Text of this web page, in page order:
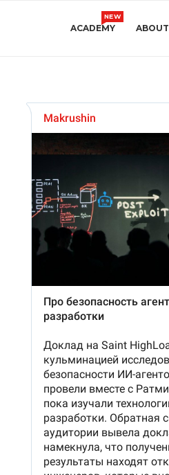
ACADEMY
NEW
ABOUT